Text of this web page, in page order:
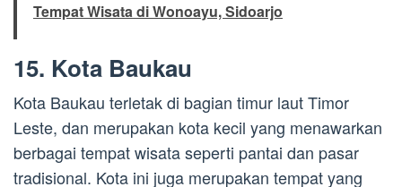
Tempat Wisata di Wonoayu, Sidoarjo
15. Kota Baukau
Kota Baukau terletak di bagian timur laut Timor
Leste, dan merupakan kota kecil yang menawarkan
berbagai tempat wisata seperti pantai dan pasar
tradisional. Kota ini juga merupakan tempat yang